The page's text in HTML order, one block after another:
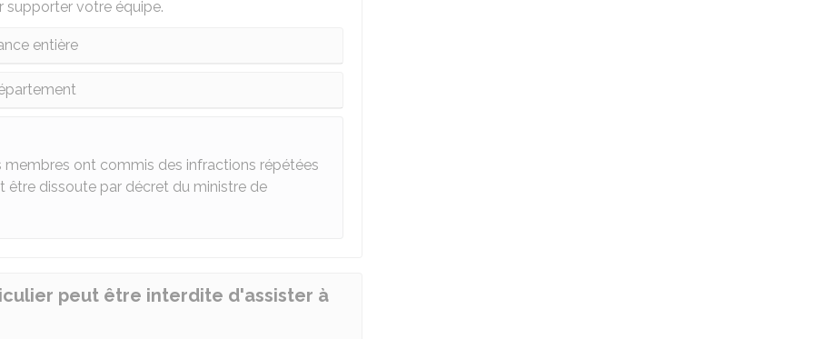
supporter votre équipe.
entière
ont commis des infractions répétées
être dissoute par décret du ministre de
peut être interdite d'assister à